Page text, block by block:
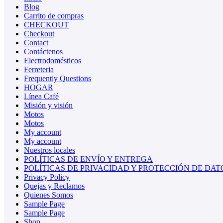
Blog
Carrito de compras
CHECKOUT
Checkout
Contact
Contáctenos
Electrodomésticos
Ferreteria
Frequently Questions
HOGAR
Línea Café
Misión y visión
Motos
Motos
My account
My account
Nuestros locales
POLÍTICAS DE ENVÍO Y ENTREGA
POLÍTICAS DE PRIVACIDAD Y PROTECCIÓN DE
Privacy Policy
Quejas y Reclamos
Quienes Somos
Sample Page
Sample Page